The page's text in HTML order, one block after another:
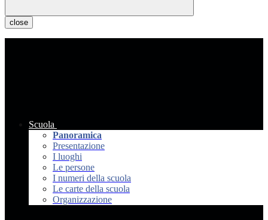
close
Scuola
Panoramica
Presentazione
I luoghi
Le persone
I numeri della scuola
Le carte della scuola
Organizzazione